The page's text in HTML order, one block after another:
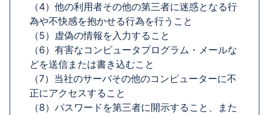
（4）他の利用者その他の第三者に迷惑となる行
為や不快感を抱かせる行為を行うこと
（5）虚偽の情報を入力すること
（6）有害なコンピュータプログラム・メールな
どを送信または書き込むこと
（7）当社のサーバその他のコンピューターに不
正にアクセスすること
（8）パスワードを第三者に開示すること、また